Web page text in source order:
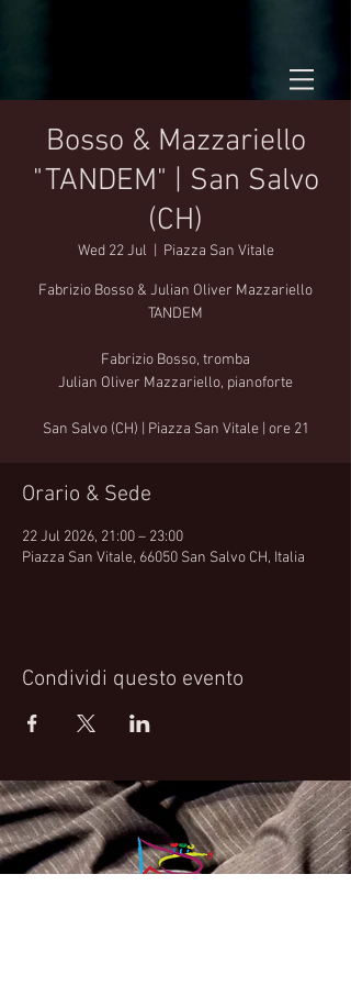
Bosso & Mazzariello
"TANDEM" | San Salvo
(CH)
Wed 22 Jul Piazza San Vitale
Fabrizio Bosso & Julian Oliver Mazzariello
TANDEM
Fabrizio Bosso, tromba
Julian Oliver Mazzariello, pianoforte
San Salvo (CH) | Piazza San Vitale | ore 21
Orario & Sede
22 Jul 2026, 21:00 – 23:00
Piazza San Vitale, 66050 San Salvo CH, Italia
Condividi questo evento